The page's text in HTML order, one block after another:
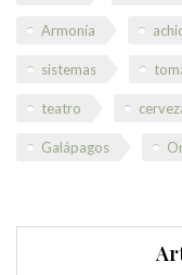
Armonía
sistemas
teatro
Galápagos